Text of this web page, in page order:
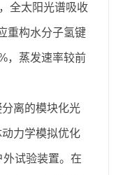
全太阳光谱吸收
重构水分子氢键
，蒸发速率较前
离的模块化光
力学模拟优化
外试验装置。在